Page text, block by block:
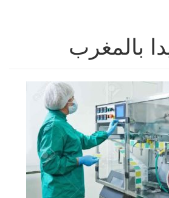
بالمغرب